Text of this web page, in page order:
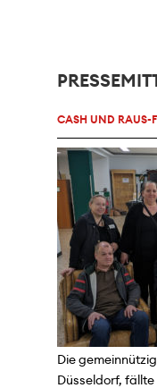
CASH UND RAUS-
Die
Düsseldorf,